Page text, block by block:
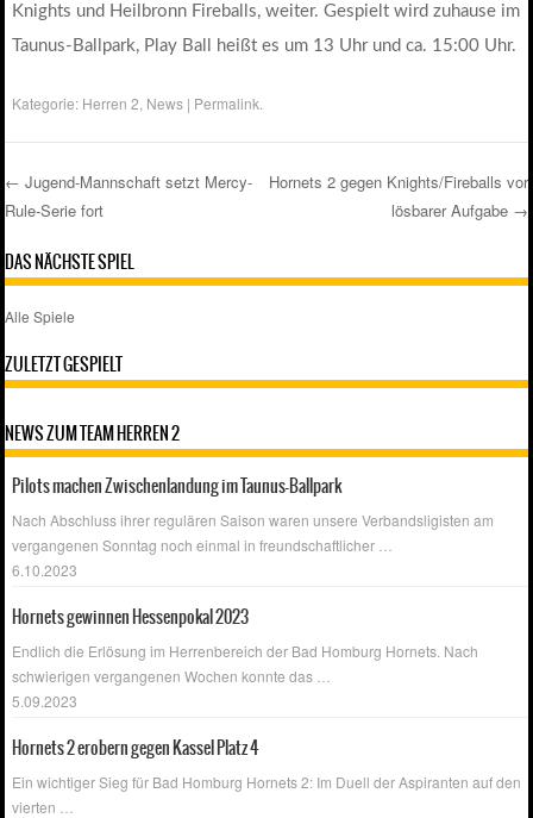
Knights und Heilbronn Fireballs, weiter. Gespielt wird zuhause im
Taunus-Ballpark, Play Ball heißt es um 13 Uhr und ca. 15:00 Uhr.
Kategorie: Herren 2 News | Permalink
Post navigation
← Jugend-Mannschaft setzt Mercy-
Rule-Serie fort
Hornets 2 gegen Knights/Fireballs vor
lösbarer Aufgabe →
DAS NÄCHSTE SPIEL
Alle Spiele
ZULETZT GESPIELT
NEWS ZUM TEAM HERREN 2
Pilots machen Zwischenlandung im Taunus-Ballpark
Nach Abschluss ihrer regulären Saison waren unsere Verbandsligisten am
vergangenen Sonntag noch einmal in freundschaftlicher
6.10.2023
Hornets gewinnen Hessenpokal 2023
Endlich die Erlösung im Herrenbereich der Bad Homburg Hornets. Nach
schwierigen vergangenen Wochen konnte das
5.09.2023
Hornets 2 erobern gegen Kassel Platz 4
Ein wichtiger Sieg für Bad Homburg Hornets 2: Im Duell der Aspiranten auf den
vierten